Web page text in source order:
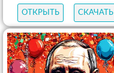
ОТКРЫТЬ СКАЧАТЬ